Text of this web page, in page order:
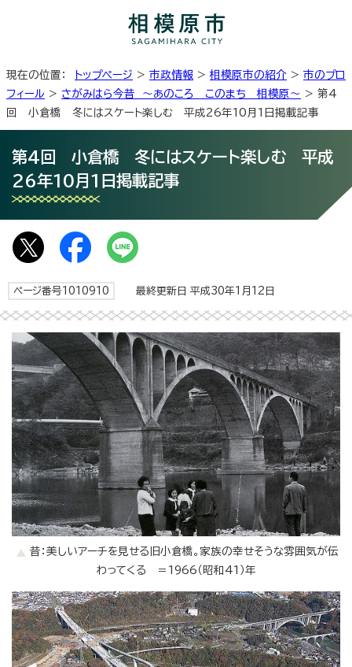
現在の位置： トップページ > 市政情報 > 相模原市の紹介 > 市のプロ
フィール > さがみはら今昔 ～あのころ このまち 相模原～ > 第4
回 小倉橋 冬にはスケート楽しむ 平成26年10月1日掲載記事
第4回 小倉橋 冬にはスケート楽しむ 平成
26年10月1日掲載記事
ページ番号1010910 最終更新日 平成30年1月12日
昔：美しいアーチを見せる旧小倉橋。家族の幸せそうな雰囲気が伝
わってくる ＝1966（昭和41）年